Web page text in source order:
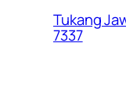
Tukang
7337